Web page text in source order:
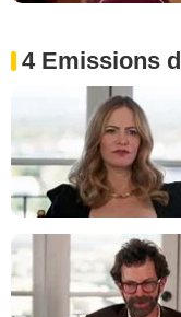
4 Emissions